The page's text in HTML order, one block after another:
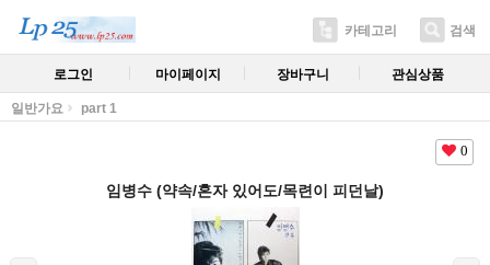
카테고리 검색
로그인 마이페이지 장바구니 관심상품
일반가요 part 1
0
임병수 (약속/혼자 있어도/목련이 피던날)